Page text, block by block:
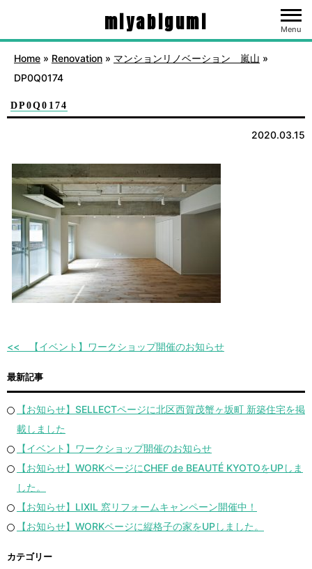
miyabigumi Menu
Home » Renovation » マンションリノベーション 嵐山 »
DP0Q0174
DP0Q0174
2020.03.15
【イベント】ワークショップ開催のお知らせ
最新記事
【お知らせ】SELLECTページに北区西賀茂蟹ヶ坂町 新築住宅を掲
載しました
【イベント】ワークショップ開催のお知らせ
【お知らせ】WORKページにCHEF de BEAUTÉ KYOTOをUPしま
した。
【お知らせ】LIXIL 窓リフォームキャンペーン開催中！
【お知らせ】WORKページに縦格子の家をUPしました。
カテゴリー